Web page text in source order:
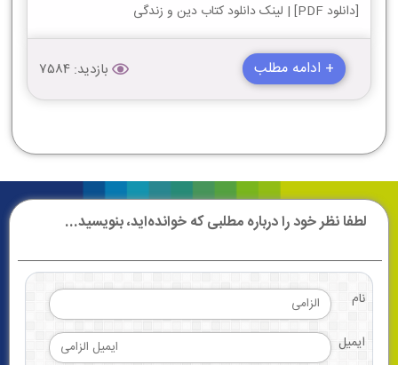
[دانلود PDF] | لینک دانلود کتاب دین و زندگی
+ ادامه مطلب بازدید: 7584
لطفا نظر خود را درباره مطلبی که خوانده‌اید، بنویسید...
نام
ایمیل